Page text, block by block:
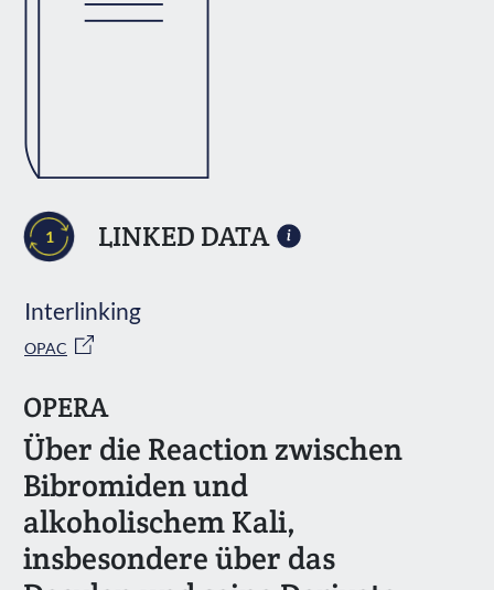
1 LINKED DATA
Interlinking
OPAC
OPERA
Über die Reaction zwischen
Bibromiden und
alkoholischem Kali,
insbesondere über das